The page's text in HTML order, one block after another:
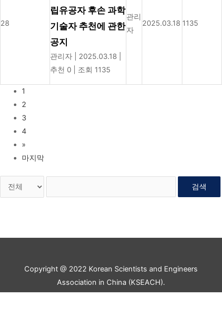
28
립유공자 후손 과학
기술자 추천에 관한
공지
관리자 2025.03.18
추천 0
조회 1135
관리
자
2025.03.18 1135
1
2
3
4
»
마지막
검색
Copyright @ 2022 Korean Scientists and Engineers
Association in China (KSEACH).